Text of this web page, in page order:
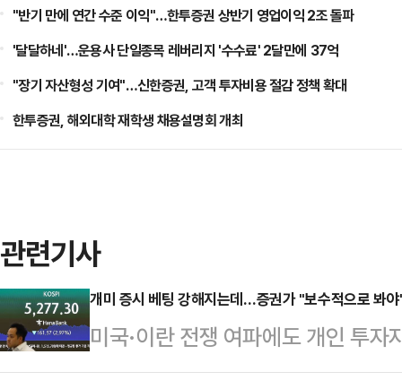
"반기 만에 연간 수준 이익"…한투증권 상반기 영업이익 2조 돌파
'달달하네'…운용사 단일종목 레버리지 '수수료' 2달만에 37억
"장기 자산형성 기여"…신한증권, 고객 투자비용 절감 정책 확대
한투증권, 해외대학 재학생 채용설명회 개최
관련기사
개미 증시 베팅 강해지는데…증권가 "보수적으로 봐
미국·이란 전쟁 여파에도 개인 투
데 증권가에선 '예측'보다 '대응'이